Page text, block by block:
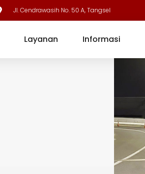
Jl. Cendrawasih No. 50 A, Tangsel
Layanan Informasi